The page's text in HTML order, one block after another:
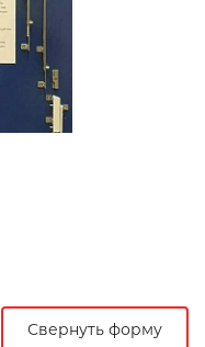
Свернуть форму